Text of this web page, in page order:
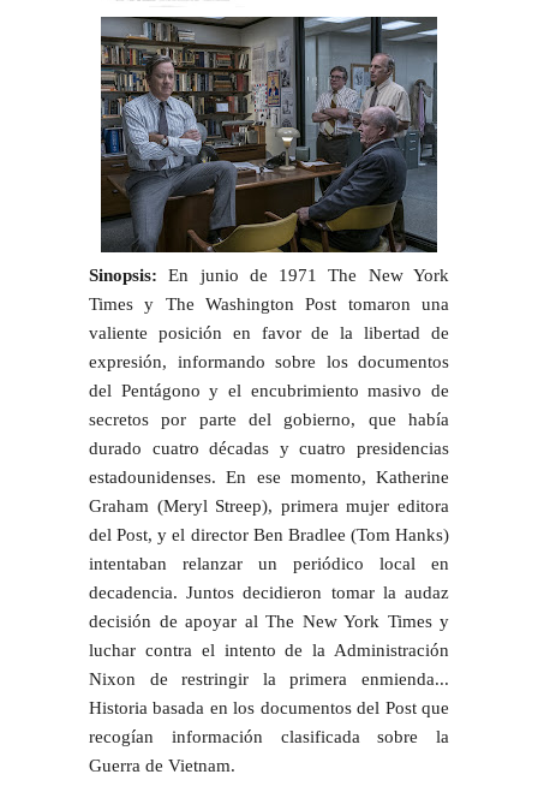
Sinopsis:En junio de 1971 The New York
Times y The Washington Post tomaron una
valiente posición en favor de la libertad de
expresión, informando sobre los documentos
del Pentágono y el encubrimiento masivo de
secretos por parte del gobierno, que había
durado cuatro décadas y cuatro presidencias
estadounidenses. En ese momento, Katherine
Graham (Meryl Streep), primera mujer editora
del Post, y el director Ben Bradlee (Tom Hanks)
intentaban relanzar un periódico local en
decadencia. Juntos decidieron tomar la audaz
decisión de apoyar al The New York Times y
luchar contra el intento de la Administración
Nixon de restringir la primera enmienda...
Historia basada en los documentos del Post que
recogían información clasificada sobre la
Guerra de Vietnam.